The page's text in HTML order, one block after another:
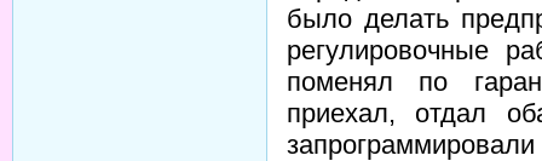
было делать
регулировочные
поменял по
приехал, отдал